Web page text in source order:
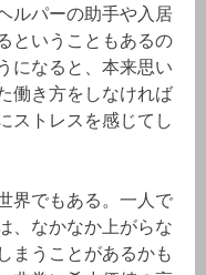
ルパーの助手や入居
ということもあるの
になると、本来思い
働き方をしなければ
ストレスを感じてし
界でもある。一人で
、なかなか上がらな
まうことがあるかも